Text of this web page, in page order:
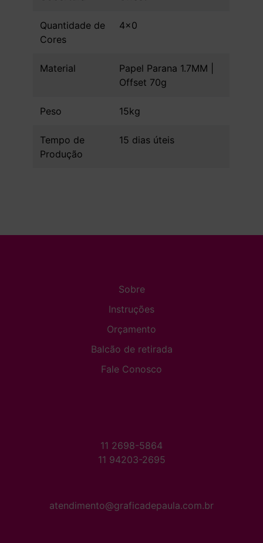
Quantidade de
Cores
4x0
Material
Papel Parana 1.7MM |
Offset 70g
Peso 15kg
Tempo de
Produção
15 dias úteis
Sobre
Instruções
Orçamento
Balcão de retirada
Fale Conosco
11 2698-5864
11 94203-2695
atendimento@graficadepaula.com.br